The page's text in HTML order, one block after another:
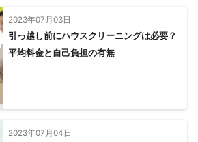
2023年07月03日
引っ越し前にハウスクリーニングは必要？
平均料金と自己負担の有無
2023年07月04日